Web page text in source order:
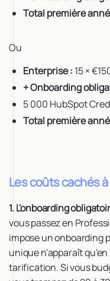
Total première
Ou
Enterprise : 15 ×
+ Onboarding
5 000 HubSpot
Total première
Les coûts cachés
1. L'onboarding
vous passez en
impose un onboarding
unique n'apparaît
tarification. Si vous